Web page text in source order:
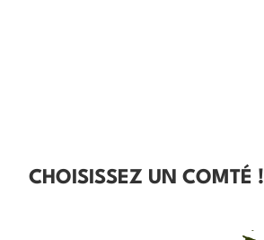
CHOISISSEZ UN COMTÉ !